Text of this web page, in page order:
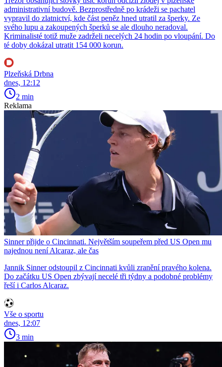
administrativní budově. Bezprostředně po krádeži se pachatel
vypravil do zlatnictví, kde část peněz hned utratil za šperky. Ze
svého lupu a zakoupených šperků se ale dlouho neradoval.
Kriminalisté totiž muže zadrželi necelých 24 hodin po vloupání. Do
té doby dokázal utratit 154 000 korun.
Plzeňská Drbna
dnes, 12:12
2 min
Reklama
Sinner přijde o Cincinnati. Největším soupeřem před US Open mu
najednou není Alcaraz, ale čas
Jannik Sinner odstoupil z Cincinnati kvůli zranění pravého kolena.
Do začátku US Open zbývají necelé tři týdny a podobné problémy
řeší i Carlos Alcaraz.
Vše o sportu
dnes, 12:07
3 min